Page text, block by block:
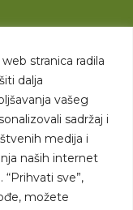
stranica radila
dalja
vašeg
sadržaj i
medija i
naših internet
sve”,
možete